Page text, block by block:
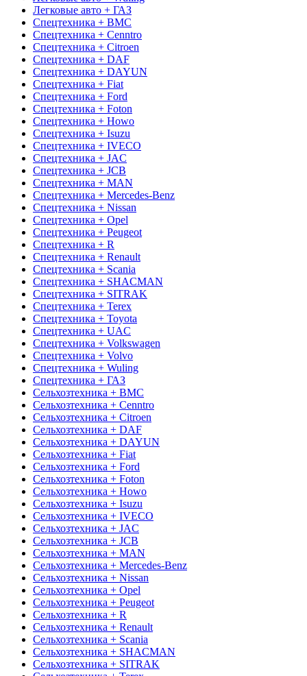
Легковые авто + ГАЗ
Спецтехника + BMC
Спецтехника + Cenntro
Спецтехника + Citroen
Спецтехника + DAF
Спецтехника + DAYUN
Спецтехника + Fiat
Спецтехника + Ford
Спецтехника + Foton
Спецтехника + Howo
Спецтехника + Isuzu
Спецтехника + IVECO
Спецтехника + JAC
Спецтехника + JCB
Спецтехника + MAN
Спецтехника + Mercedes-Benz
Спецтехника + Nissan
Спецтехника + Opel
Спецтехника + Peugeot
Спецтехника + R
Спецтехника + Renault
Спецтехника + Scania
Спецтехника + SHACMAN
Спецтехника + SITRAK
Спецтехника + Terex
Спецтехника + Toyota
Спецтехника + UAC
Спецтехника + Volkswagen
Спецтехника + Volvo
Спецтехника + Wuling
Спецтехника + ГАЗ
Сельхозтехника + BMC
Сельхозтехника + Cenntro
Сельхозтехника + Citroen
Сельхозтехника + DAF
Сельхозтехника + DAYUN
Сельхозтехника + Fiat
Сельхозтехника + Ford
Сельхозтехника + Foton
Сельхозтехника + Howo
Сельхозтехника + Isuzu
Сельхозтехника + IVECO
Сельхозтехника + JAC
Сельхозтехника + JCB
Сельхозтехника + MAN
Сельхозтехника + Mercedes-Benz
Сельхозтехника + Nissan
Сельхозтехника + Opel
Сельхозтехника + Peugeot
Сельхозтехника + R
Сельхозтехника + Renault
Сельхозтехника + Scania
Сельхозтехника + SHACMAN
Сельхозтехника + SITRAK